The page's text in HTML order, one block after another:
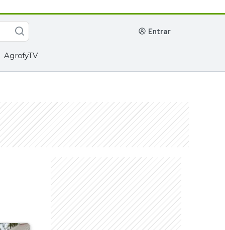
entrar
AgrofyTV